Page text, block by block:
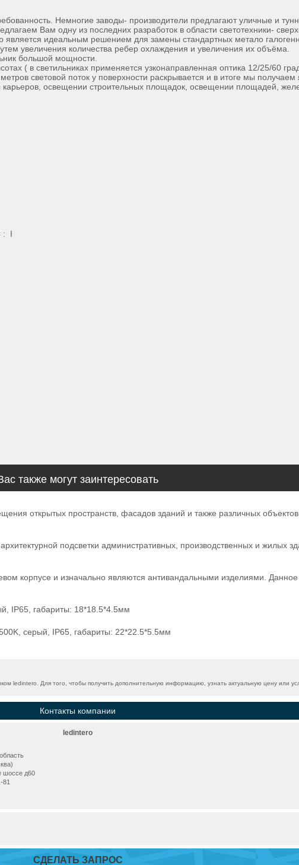
Немногие заводы- производители предлагают уличные и
Вам одну из последних разработок в области светотехники-
идеальным решением для замены стандартных метало
увеличения количества ребер охлаждения и увеличения их объёма.
большой мощности.
( в светильниках применяется узконаправленная оптика 12/25/60
световой поток у поверхности раскрывается и в итоге мы получаем
освещении строительных площадок, освещении площадей,
: I
также могут заинтересовать
открытых пространств, фасадов зданий и также различных
подсветки административных, производственных и жилых
корпусе и изначально являются антивандальными изделиями. Данное
IP65, габариты: 18*18.5*4.5мм
серый, IP65, габариты: 22*22.5*5.5мм
ledintero. Для того, чтобы получить дополнительную информацию, узнать актуальную цену или
Контакты компании
ledintero
шоссе д60
81
СДЕЛАТЬ ЗАПРОС